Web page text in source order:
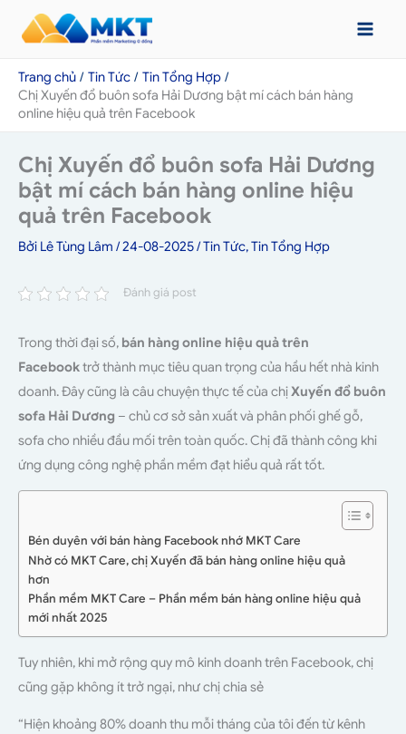
dungTrang chủ Tin Tức
Tin Tổng Hợp
Chị Xuyến đổ buôn sofa Hải Dương bật mí cách bán hàng
online hiệu quả trên Facebook
Chị Xuyến đổ buôn sofa Hải Dương
bật mí cách bán hàng online hiệu
quả trên Facebook
Bởi Lê Tùng Lâm /24-08-2025/Tin Tức,Tin Tổng Hợp
Đánh giá post
Trong thời đại số, bán hàng online hiệu quả trên
Facebooktrở thành mục tiêu quan trọng của hầu hết nhà kinh
doanh. Đây cũng là câu chuyện thực tế của chị Xuyến đổ buôn
sofa Hải Dương – chủ cơ sở sản xuất và phân phối ghế gỗ,
sofa cho nhiều đầu mối trên toàn quốc. Chị đã thành công khi
ứng dụng công nghệ phần mềm đạt hiểu quả rất tốt.
Bén duyên với bán hàng Facebook nhớ MKT Care
Nhờ có MKT Care, chị Xuyến đã bán hàng online hiệu quả
hơn
Phần mềm MKT Care – Phần mềm bán hàng online hiệu quả
mới nhất 2025
Tuy nhiên, khi mở rộng quy mô kinh doanh trên Facebook, chị
cũng gặp không ít trở ngại, như chị chia sẻ
“Hiện khoảng 80% doanh thu mỗi tháng của tôi đến từ kênh